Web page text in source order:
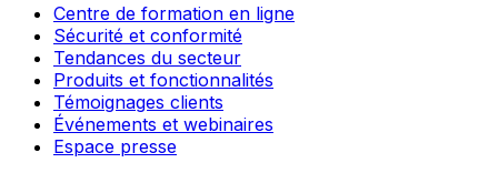
Centre de formation en ligne
Sécurité et conformité
Tendances du secteur
Produits et fonctionnalités
Témoignages clients
Événements et webinaires
Espace presse